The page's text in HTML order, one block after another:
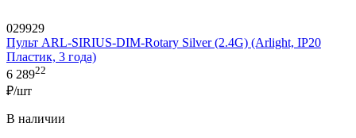
029929
Пульт ARL-SIRIUS-DIM-Rotary Silver (2.4G) (Arlight, IP20
Пластик, 3 года)
6 28922
₽/шт
В наличии